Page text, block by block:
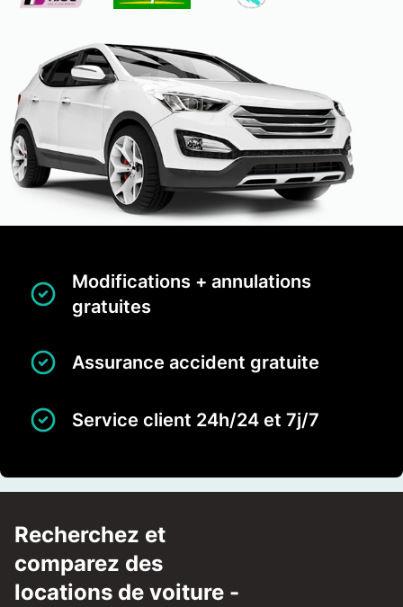
Modifications + annulations
gratuites
Assurance accident gratuite
Service client 24h/24 et 7j/7
Recherchez et
comparez des
locations de voiture -